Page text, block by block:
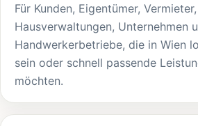
Für Kunden, Eigentümer, Vermieter,
Hausverwaltungen, Unternehmen
Handwerkerbetriebe, die in Wien
sein oder schnell passende
möchten.